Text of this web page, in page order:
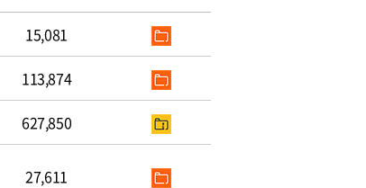
15,081
113,874
627,850
27,611